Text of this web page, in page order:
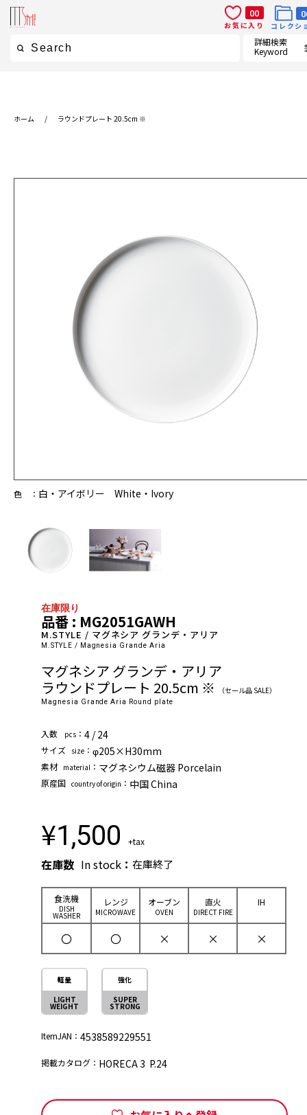
詳細検索
Keyword
00
お気に入り
コレクシ
ホーム / ラウンドプレート 20.5cm ※
色 ： 白・アイボリー White・Ivory
在庫限り
品番 : MG2051GAWH
M.STYLE / マグネシア グランデ・アリア
M.STYLE / Magnesia Grande Aria
マグネシア グランデ・アリア
ラウンドプレート 20.5cm ※
（セール品 SALE）
Magnesia Grande Aria Round plate
⼊数 pcs ： 4 / 24
サイズ size ： φ205×H30mm
素材 material ： マグネシウム磁器 Porcelain
原産国 country of origin ： 中国 China
¥1,500 +tax
在庫数 In stock ： 在庫終了
⾷洗機
DISH
WASHER
レンジ
MICROWAVE
オーブン
OVEN
直⽕
DIRECT FIRE
IH
〇 〇 × × ×
軽量
LIGHT
WEIGHT
強化
SUPER
STRONG
ItemJAN： 4538589229551
掲載カタログ： HORECA 3 P.24